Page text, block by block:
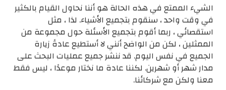
الشيء الممتع في هذه الحالة هو أننا نحاول القيام بالكثير
في وقت واحد ، سنقوم بتجميع الأشياء. لذا ، مثل
استقصائي ، ربما أقوم بتجميع الأسئلة حول مجموعة من
الممثلين ، لكن من الواضح أنني لا أستطيع عادةً زيارة
الجميع في نفس اليوم. قد ننشر جميع عمليات البحث على
مدار شهر أو شهرين. لكننا عادة ما نختار موعدًا ، ليس فقط
معنا ولكن مع شركائنا.